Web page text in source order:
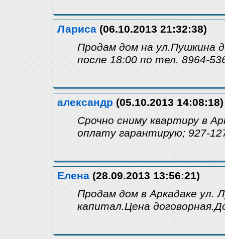
Лариса (06.10.2013 21:32:38)
Продам дом на ул.Пушкина
после 18:00 по тел. 8964-
александр (05.10.2013 14:08:18)
Срочно сниму квартиру в
оплату гарантирую; 927-
Елена (28.09.2013 13:56:21)
Продам дом в Аркадаке ул.
капитал.Цена